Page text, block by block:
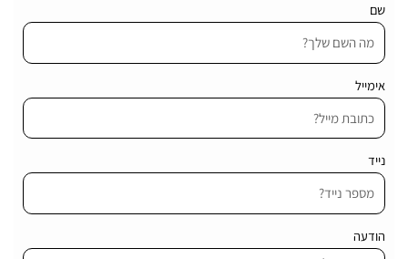
שם
אימייל
נייד
הודעה